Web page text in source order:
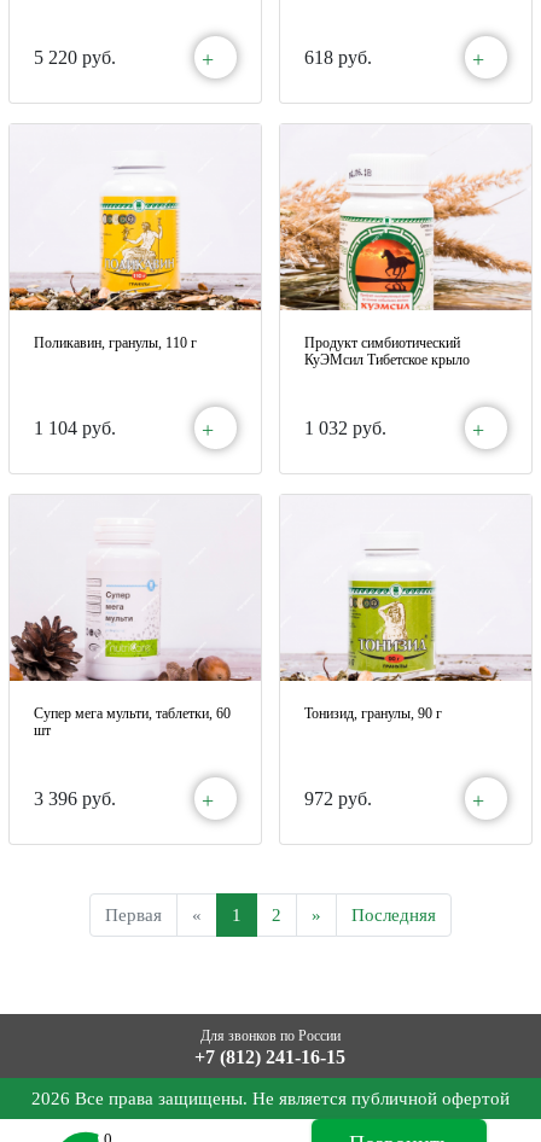
5 220 руб. + 618 руб. +
Поликавин, гранулы, 110 г
1 104 руб. +
Продукт симбиотический
КуЭМсил Тибетское крыло
1 032 руб. +
Супер мега мульти, таблетки, 60
шт
3 396 руб. +
Тонизид, гранулы, 90 г
972 руб. +
Первая « 1 2 » Последняя
Для звонков по России
+7 (812) 241-16-15
2026 Все права защищены. Не является публичной офертой
0